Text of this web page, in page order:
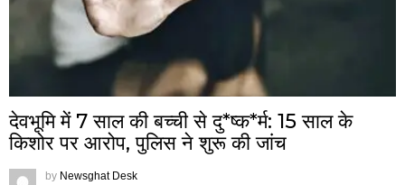
देवभूमि में 7 साल की बच्ची से दु*ष्क*र्म: 15 साल के
किशोर पर आरोप, पुलिस ने शुरू की जांच
by Newsghat Desk